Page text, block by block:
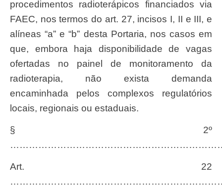
procedimentos radioterápicos financiados via
FAEC, nos termos do art. 27, incisos I, II e III, e
alíneas “a” e “b” desta Portaria, nos casos em
que, embora haja disponibilidade de vagas
ofertadas no painel de monitoramento da
radioterapia, não exista demanda
encaminhada pelos complexos regulatórios
locais, regionais ou estaduais.
§ 2º
Art. 22